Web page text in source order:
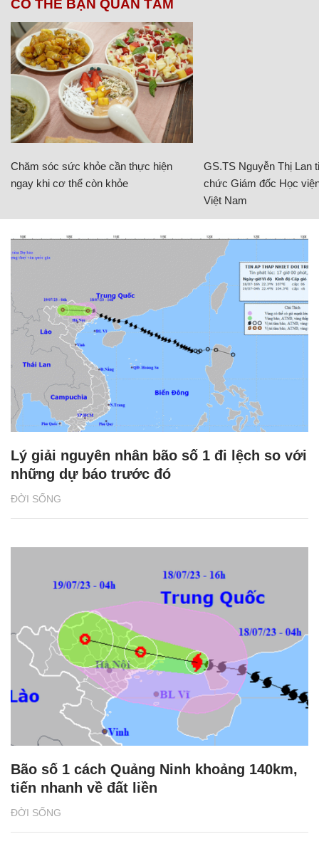
CÓ THỂ BẠN QUAN TÂM
Chăm sóc sức khỏe cần thực hiện
ngay khi cơ thể còn khỏe
GS.TS Nguyễn Thị Lan
chức Giám đốc Học
Việt Nam
ĐỜI SỐNG
Lý giải nguyên nhân bão số 1 đi lệch so với
những dự báo trước đó
ĐỜI SỐNG
Bão số 1 cách Quảng Ninh khoảng 140km,
tiến nhanh về đất liền